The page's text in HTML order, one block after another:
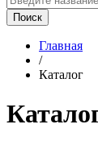
Главная
/
Каталог